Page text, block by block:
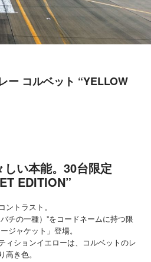
ー コルベット “YELLOW
い本能。30台限定
EDITION”
トラスト。
チの一種）”をコードネームに持つ限
ジャケット」登場。
ィションイエローは、コルベットのレ
き色。